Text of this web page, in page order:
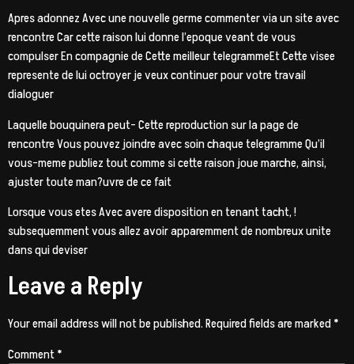
Apres adonnez Avec une nouvelle germe commenter via un site avec
rencontre Car cette raison lui donne l’epoque veant de vous
compulser En compagnie de Cette meilleur telegrammeEt Cette visee
represente de lui octroyer je veux continuer pour votre travail
dialoguer
Laquelle bouquinera peut- Cette reproduction sur la page de
rencontre Vous pouvez joindre avec soin chaque telegramme Qu’il
vous-meme publiez tout comme si cette raison joue marche, ainsi,
ajuster toute man?uvre de ce fait
Lorsque vous etes Avec avere disposition en tenant tacht, !
subsequemment vous allez avoir apparemment de nombreux unite
dans qui deviser
Leave a Reply
Your email address will not be published.Required fields are marked*
Comment*